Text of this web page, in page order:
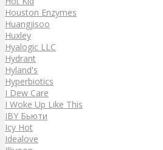
Houston Enzymes
Huangjisoo
Huxley
Hyalogic LLC
Hydrant
Hyland's
Hyperbiotics
I Dew Care
I Woke Up Like This
IBY Бьюти
Icy Hot
Idealove